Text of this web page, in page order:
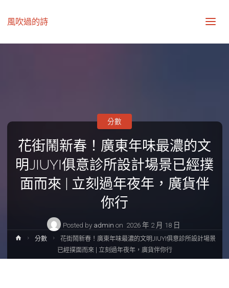
風吹過的詩
花街鬧新春！廣東年味最濃的文
明JIUYI俱意診所設計場景已經撲
面而來 | 立刻過年夜年，廣貨伴
你行
Posted by admin on 2026 年 2 月 18 日
分數
Home分數
花街鬧新春！廣東年味最濃的文明JIUYI俱意診所設計場景
已經撲面而來 | 立刻過年夜年，廣貨伴你行